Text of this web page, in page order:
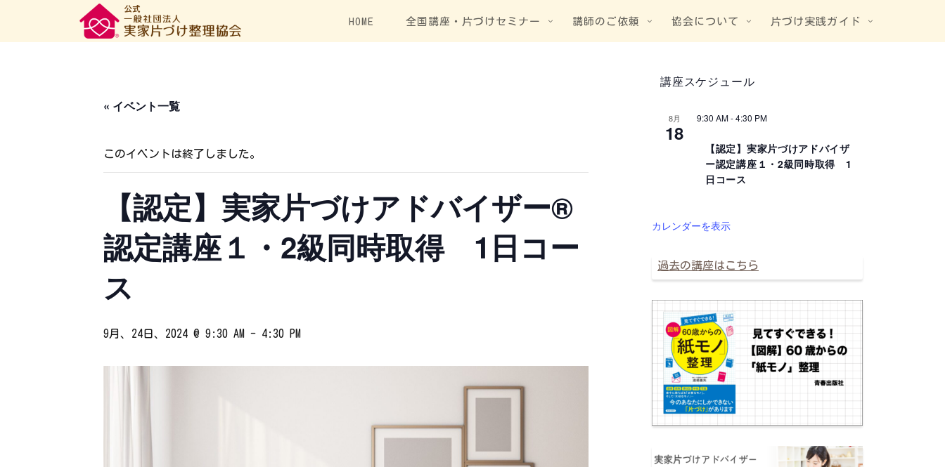
HOME 全国講座・片づけセミナー 講師のご依頼 協会について 片づけ実践ガイド
« イベント一覧
このイベントは終了しました。
【認定】実家片づけアドバイザー®
認定講座１・2級同時取得 1日コー
ス
9月、24日、2024 @ 9:30 AM - 4:30 PM
講座スケジュール
8月
18
9:30 AM-4:30 PM
【認定】実家片づけアドバイザ
ー認定講座１・2級同時取得 1
日コース
カレンダーを表示
過去の講座はこちら